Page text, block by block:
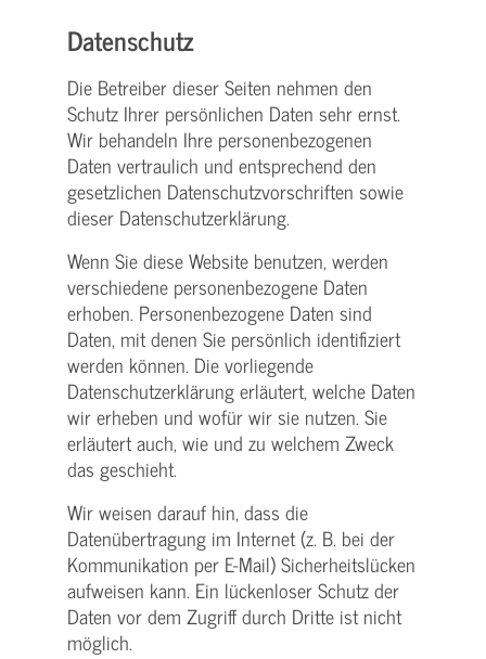
Datenschutz
Die Betreiber dieser Seiten nehmen den
Schutz Ihrer persönlichen Daten sehr ernst.
Wir behandeln Ihre personenbezogenen
Daten vertraulich und entsprechend den
gesetzlichen Datenschutzvorschriften sowie
dieser Datenschutzerklärung.
Wenn Sie diese Website benutzen, werden
verschiedene personenbezogene Daten
erhoben. Personenbezogene Daten sind
Daten, mit denen Sie persönlich identifiziert
werden können. Die vorliegende
Datenschutzerklärung erläutert, welche Daten
wir erheben und wofür wir sie nutzen. Sie
erläutert auch, wie und zu welchem Zweck
das geschieht.
Wir weisen darauf hin, dass die
Datenübertragung im Internet (z. B. bei der
Kommunikation per E-Mail) Sicherheitslücken
aufweisen kann. Ein lückenloser Schutz der
Daten vor dem Zugriff durch Dritte ist nicht
möglich.